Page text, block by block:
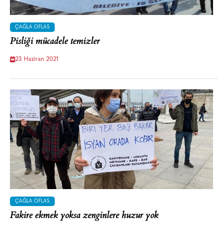
ÇAĞLA OFLAS
Pisliği mücadele temizler
23 Haziran 2021
ÇAĞLA OFLAS
Fakire ekmek yoksa zenginlere huzur yok